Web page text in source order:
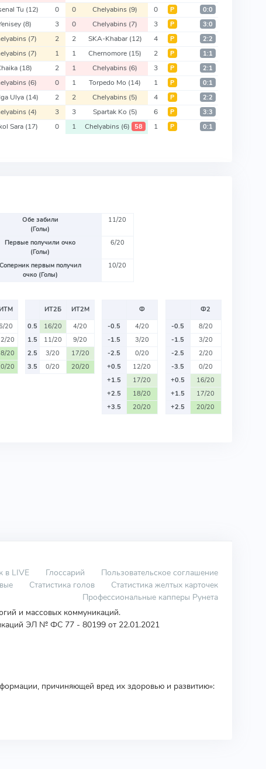
Tu (12) 0 0 Chelyabins (9) 0 Р 0:0
(8) 3 0 Chelyabins (7) 3 Р 3:0
(7) 2 2 SKA-Khabar(12) 4 Р 2:2
(7) 1 1 Chernomore (15) 2 Р 1:1
(18) 2 1 Chelyabins (6) 3 Р 2:1
(6) 0 1 Torpedo Mo (14) 1 Р 0:1
Ulya (14) 2 2 Chelyabins (5) 4 Р 2:2
(4) 3 3 Spartak Ko (5) 6 Р 3:3
Sara (17) 0 1 Chelyabins (6) 58 1 Р 0:1
Обе забили
(Голы)
11/20
Первые получили очко
(Голы)
6/20
Соперник первым получил
очко (Голы)
10/20
20
20
20
20
ИТ2Б
ИТ2М
0.5
16/20
4/20
1.5
11/20
9/20
2.5
3/20
17/20
3.5
0/20 20/20
Ф
-0.5
4/20
-1.5
3/20
-2.5
0/20
+0.5
12/20
+1.5
17/20
+2.5
18/20
+3.5
20/20
Ф2
-0.5
8/20
-1.5
3/20
-2.5
2/20
-3.5
0/20
+0.5
16/20
+1.5
17/20
+2.5
20/20
в LIVE Глоссарий
Пользовательское соглашение
Статистика голов
Статистика желтых карточек
Профессиональные капперы Рунета
и массовых коммуникаций.
ЭЛ № ФС 77 - 80199 от 22.01.2021
причиняющей вред их здоровью и развитию»: